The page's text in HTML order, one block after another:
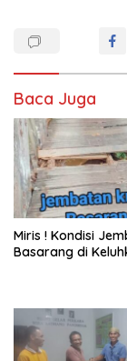
Baca Juga
Miris ! Kondisi
Basarang di